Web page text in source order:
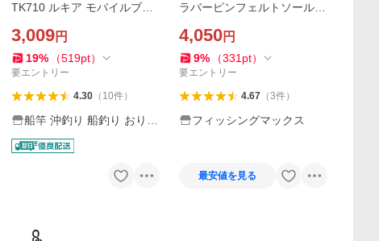
TK710 ルキア モバイルブー
3,009円
19% （519pt）
要エントリー
4.30（ 10件）
船竿 沖釣り 船釣り おり釣
具 ヤフー店
ラバーピンフェルトソールキ
イズ シマノ 替えソール
4,050円
9% （331 pt）
要エントリー
4.67（3件）
フィッシングマックス
最安値を見る